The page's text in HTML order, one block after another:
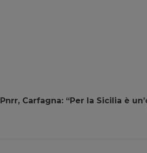
Pnrr, Carfagna: “Per la Sicilia è